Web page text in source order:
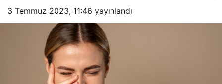
3 Temmuz 2023, 11:46 yayınlandı